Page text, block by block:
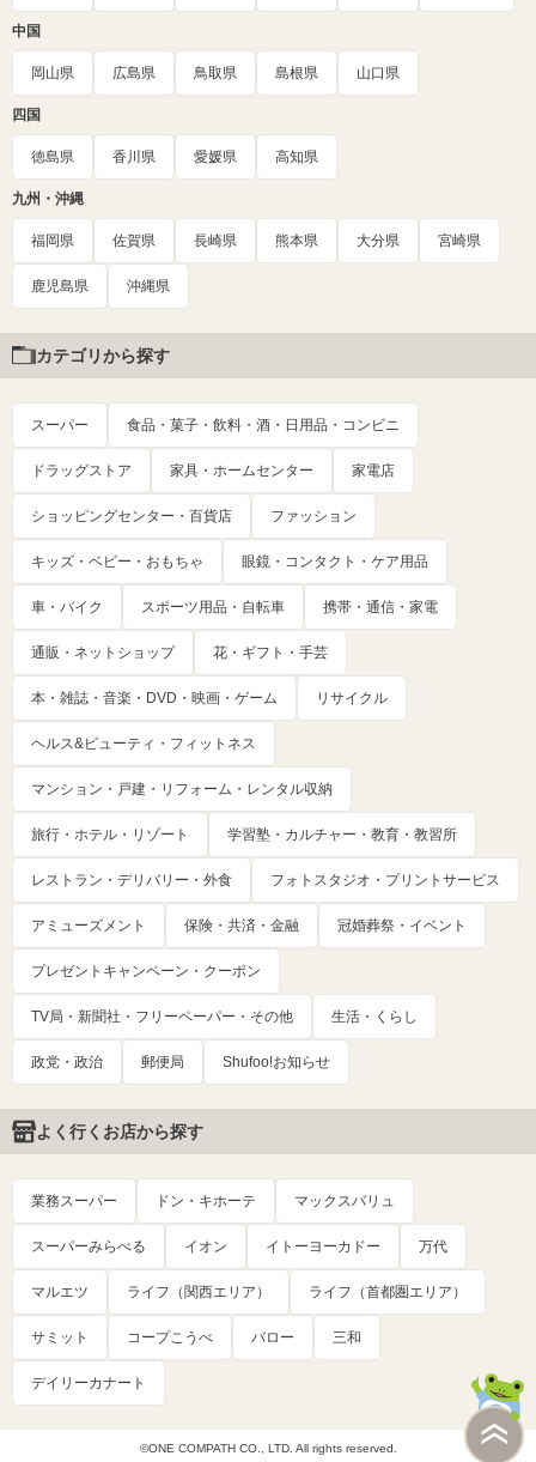
中国
岡山県 広島県 鳥取県 島根県 山口県
四国
徳島県 香川県 愛媛県 高知県
九州・沖縄
福岡県 佐賀県 長崎県 熊本県 大分県 宮崎県
鹿児島県 沖縄県
カテゴリから探す
スーパー 食品・菓子・飲料・酒・日用品・コンビニ
ドラッグストア 家具・ホームセンター 家電店
ショッピングセンター・百貨店 ファッション
キッズ・ベビー・おもちゃ 眼鏡・コンタクト・ケア用品
車・バイク スポーツ用品・自転車 携帯・通信・家電
通販・ネットショップ 花・ギフト・手芸
本・雑誌・音楽・DVD・映画・ゲーム リサイクル
ヘルス&ビューティ・フィットネス
マンション・戸建・リフォーム・レンタル収納
旅行・ホテル・リゾート 学習塾・カルチャー・教育・教習所
レストラン・デリバリー・外食 フォトスタジオ・プリントサービス
アミューズメント 保険・共済・金融 冠婚葬祭・イベント
プレゼントキャンペーン・クーポン
TV局・新聞社・フリーペーパー・その他 生活・くらし
政党・政治 郵便局 Shufoo!お知らせ
よく行くお店から探す
業務スーパー ドン・キホーテ マックスバリュ
スーパーみらべる イオン イトーヨーカドー 万代
マルエツ ライフ（関西エリア） ライフ（首都圏エリア）
サミット コープこうべ バロー 三和
デイリーカナート
©ONE COMPATH CO., LTD. All rights reserved.